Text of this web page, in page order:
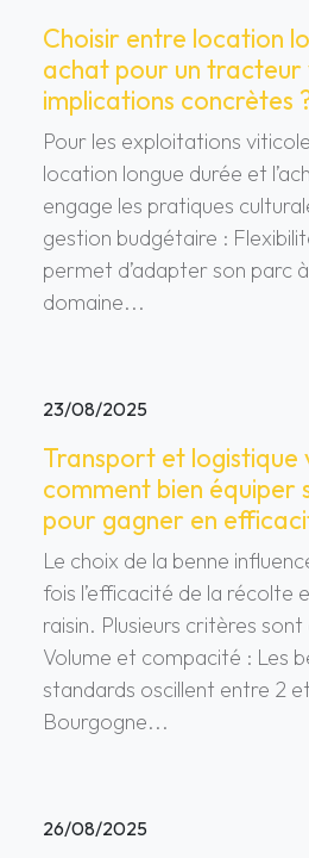
Choisir entre location
achat pour un tracteur
implications concrètes
Pour les exploitations
location longue durée et
engage les pratiques
gestion budgétaire :
permet d’adapter son parc
domaine...
23/08/2025
Transport et logistique
comment bien équiper
pour gagner en
Le choix de la benne
fois l’efficacité de la récolte
raisin. Plusieurs critères
Volume et compacité : Les
standards oscillent entre 2
Bourgogne...
26/08/2025